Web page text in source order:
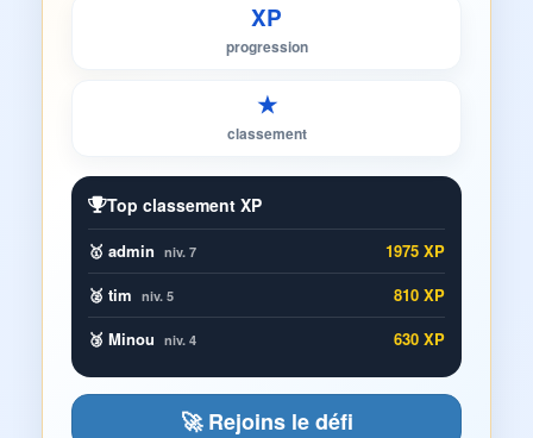
XP
progression
★
classement
Top classement XP
🥇 admin niv. 7
1975 XP
🥈 tim niv. 5
810 XP
🥉 Minou niv. 4 630 XP
🚀 Rejoins le défi